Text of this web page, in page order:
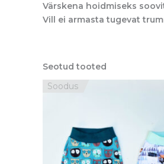
Värskena hoidmiseks
Vill ei armasta tugevat
Seotud tooted
Soodus